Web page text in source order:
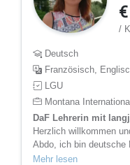
/
Deutsch
Französisch,
LGU
Montana
DaF Lehrerin mit
Herzlich willkommen
Abdo, ich bin deutsche
Mehr lesen